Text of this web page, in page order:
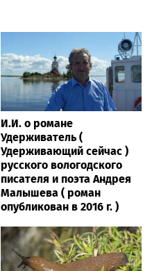
И.И. о романе
Удерживатель (
Удерживающий сейчас )
русского вологодского
писателя и поэта Андрея
Малышева ( роман
опубликован в 2016 г. )